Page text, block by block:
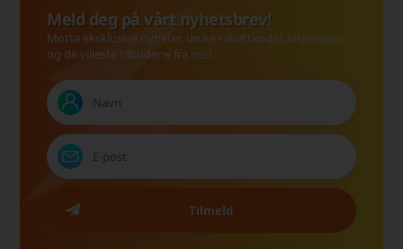
Meld deg på vårt nyhetsbrev!
Motta eksklusive nyheter, unike rabattkoder, inspirasjon
og de villeste tilbudene fra oss!